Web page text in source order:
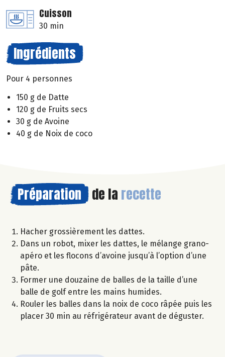
Cuisson
30 min
Ingrédients
Pour 4 personnes
150 g de Datte
120 g de Fruits secs
30 g de Avoine
40 g de Noix de coco
Préparation de la recette
Hacher grossièrement les dattes.
Dans un robot, mixer les dattes, le mélange grano-
apéro et les flocons d’avoine jusqu’à l’option d’une
pâte.
Former une douzaine de balles de la taille d’une
balle de golf entre les mains humides.
Rouler les balles dans la noix de coco râpée puis les
placer 30 min au réfrigérateur avant de déguster.